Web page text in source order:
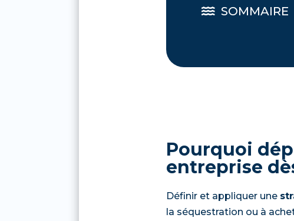
 SOMMAIRE
Pourquoi
entreprise
Définir et appliquer une
la séquestration ou à